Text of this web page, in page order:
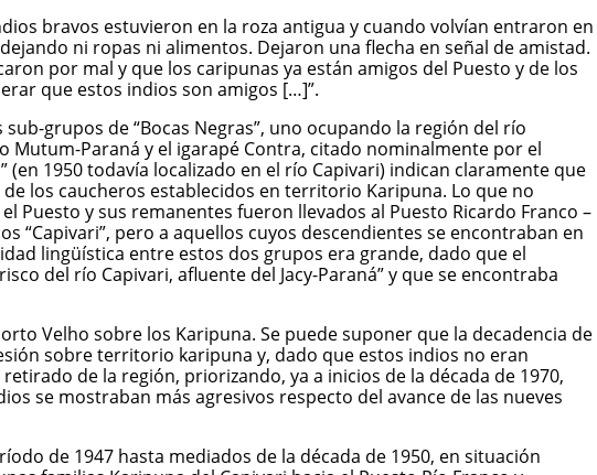
bravos estuvieron en la roza antigua y cuando volvían entraron en
ni ropas ni alimentos. Dejaron una flecha en señal de amistad.
por mal y que los caripunas ya están amigos del Puesto y de los
que estos indios son amigos […]”.
grupos de “Bocas Negras”, uno ocupando la región del río
Mutum-Paraná y el igarapé Contra, citado nominalmente por el
1950 todavía localizado en el río Capivari) indican claramente que
los caucheros establecidos en territorio Karipuna. Lo que no
y sus remanentes fueron llevados al Puesto Ricardo Franco –
“Capivari”, pero a aquellos cuyos descendientes se encontraban en
lingüística entre estos dos grupos era grande, dado que el
del río Capivari, afluente del Jacy-Paraná” y que se encontraba
Velho sobre los Karipuna. Se puede suponer que la decadencia de
sobre territorio karipuna y, dado que estos indios no eran
de la región, priorizando, ya a inicios de la década de 1970,
se mostraban más agresivos respecto del avance de las nueves
de 1947 hasta mediados de la década de 1950, en situación